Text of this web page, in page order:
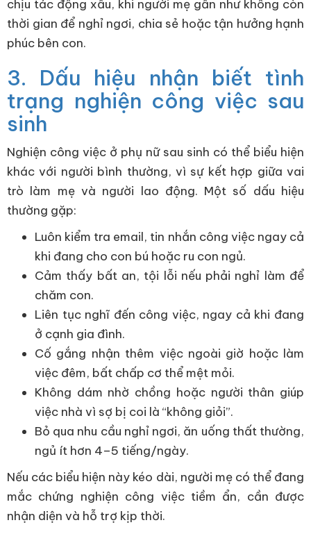
chịu tác động xấu, khi người mẹ gần như không còn
thời gian để nghỉ ngơi, chia sẻ hoặc tận hưởng hạnh
phúc bên con.
3. Dấu hiệu nhận biết tình
trạng nghiện công việc sau
sinh
Nghiện công việc ở phụ nữ sau sinh có thể biểu hiện
khác với người bình thường, vì sự kết hợp giữa vai
trò làm mẹ và người lao động. Một số dấu hiệu
thường gặp:
Luôn kiểm tra email, tin nhắn công việc ngay cả
khi đang cho con bú hoặc ru con ngủ.
Cảm thấy bất an, tội lỗi nếu phải nghỉ làm để
chăm con.
Liên tục nghĩ đến công việc, ngay cả khi đang
ở cạnh gia đình.
Cố gắng nhận thêm việc ngoài giờ hoặc làm
việc đêm, bất chấp cơ thể mệt mỏi.
Không dám nhờ chồng hoặc người thân giúp
việc nhà vì sợ bị coi là “không giỏi”.
Bỏ qua nhu cầu nghỉ ngơi, ăn uống thất thường,
ngủ ít hơn 4–5 tiếng/ngày.
Nếu các biểu hiện này kéo dài, người mẹ có thể đang
mắc chứng nghiện công việc tiềm ẩn, cần được
nhận diện và hỗ trợ kịp thời.